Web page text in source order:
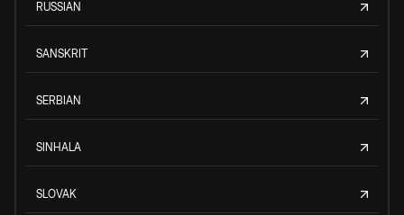
RUSSIAN
SANSKRIT
SERBIAN
SINHALA
SLOVAK